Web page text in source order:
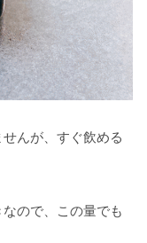
んが、すぐ飲める
ので、この量でも